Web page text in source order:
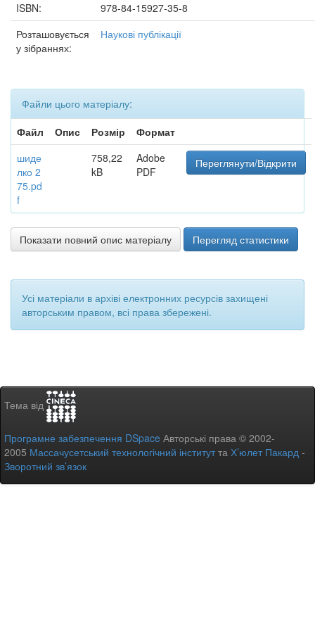
ISBN:
978-84-15927-35-8
Розташовується
у зібраннях:
Наукові публікації
Файли цього матеріалу:
Файл
Опис Розмір
Формат
шиде
лко 2
75.pd
f
758,22
kB
Adobe
PDF
Переглянути/Відкрити
Показати повний опис матеріалу Перегляд статистики
Усі матеріали в архіві електронних ресурсів захищені
авторським правом, всі права збережені.
Тема від
Програмне забезпечення DSpace Авторські права © 2002-
2005 Массачусетський технологічний інститутта Х’юлет Пакард -
Зворотний зв’язок